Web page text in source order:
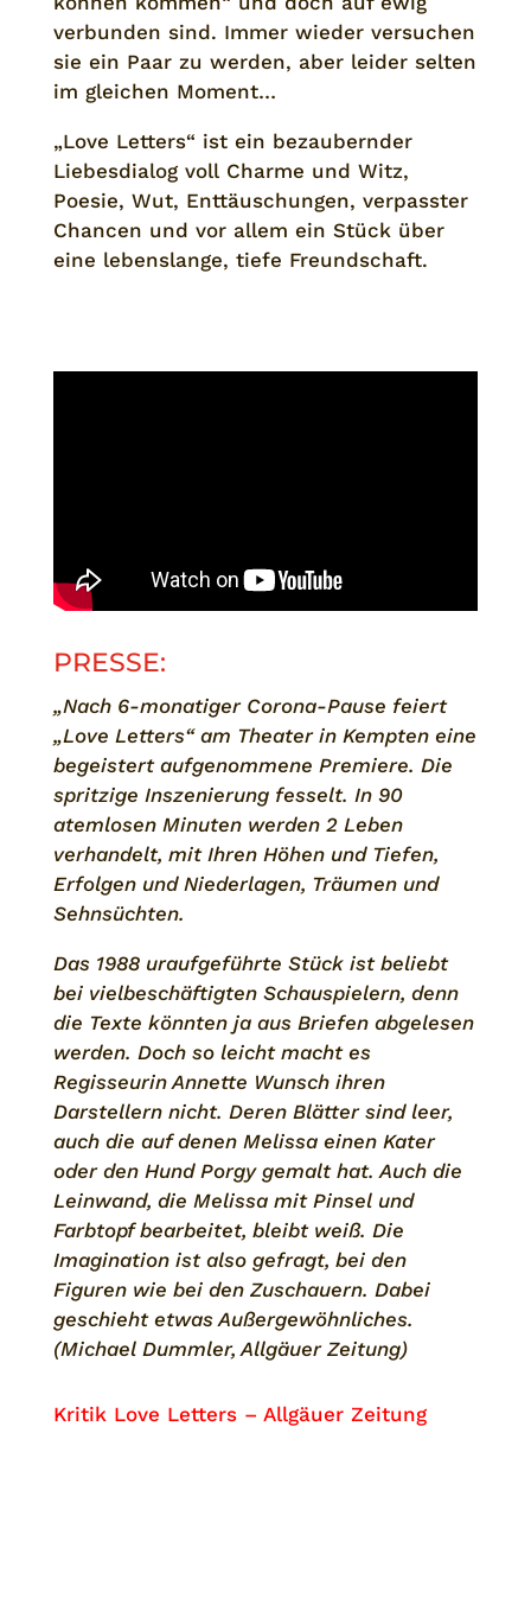
verbunden sind. Immer wieder versuchen
sie ein Paar zu werden, aber leider selten
im gleichen Moment…
„Love Letters“ ist ein bezaubernder
Liebesdialog voll Charme und Witz,
Poesie, Wut, Enttäuschungen, verpasster
Chancen und vor allem ein Stück über
eine lebenslange, tiefe Freundschaft.
PRESSE:
„Nach 6-monatiger Corona-Pause feiert
„Love Letters“ am Theater in Kempten eine
begeistert aufgenommene Premiere. Die
spritzige Inszenierung fesselt. In 90
atemlosen Minuten werden 2 Leben
verhandelt, mit Ihren Höhen und Tiefen,
Erfolgen und Niederlagen, Träumen und
Sehnsüchten.
Das 1988 uraufgeführte Stück ist beliebt
bei vielbeschäftigten Schauspielern, denn
die Texte könnten ja aus Briefen abgelesen
werden. Doch so leicht macht es
Regisseurin Annette Wunsch ihren
Darstellern nicht. Deren Blätter sind leer,
auch die auf denen Melissa einen Kater
oder den Hund Porgy gemalt hat. Auch die
Leinwand, die Melissa mit Pinsel und
Farbtopf bearbeitet, bleibt weiß. Die
Imagination ist also gefragt, bei den
Figuren wie bei den Zuschauern. Dabei
geschieht etwas Außergewöhnliches.
(Michael Dummler, Allgäuer Zeitung)
Kritik Love Letters – Allgäuer Zeitung